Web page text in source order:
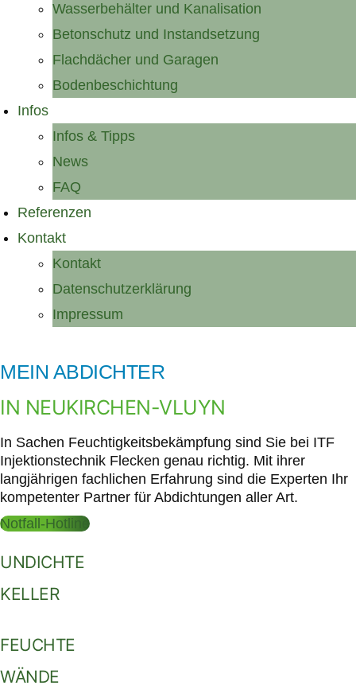
Wasserbehälter und Kanalisation
Betonschutz und Instandsetzung
Flachdächer und Garagen
Bodenbeschichtung
Infos
Infos & Tipps
News
FAQ
Referenzen
Kontakt
Kontakt
Datenschutzerklärung
Impressum
MEIN ABDICHTER
IN NEUKIRCHEN-VLUYN
In Sachen Feuchtigkeitsbekämpfung sind Sie bei ITF
Injektionstechnik Flecken genau richtig. Mit ihrer
langjährigen fachlichen Erfahrung sind die Experten Ihr
kompetenter Partner für Abdichtungen aller Art.
Notfall-Hotline
UNDICHTE
KELLER
FEUCHTE
WÄNDE